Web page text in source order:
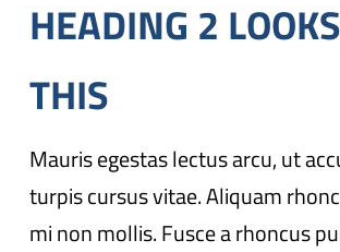
HEADING 2
THIS
Mauris egestas lectus arcu, ut
turpis cursus vitae. Aliquam
mi non mollis. Fusce a rhoncus